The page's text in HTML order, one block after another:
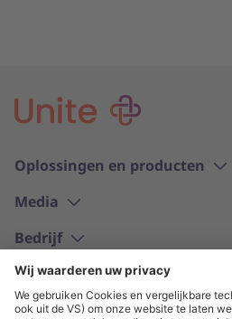
Oplossingen en producten
Media
Bedrijf